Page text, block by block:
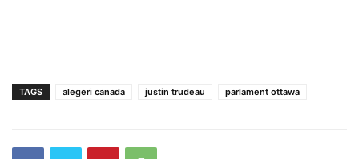
TAGS alegeri canada justin trudeau parlament ottawa